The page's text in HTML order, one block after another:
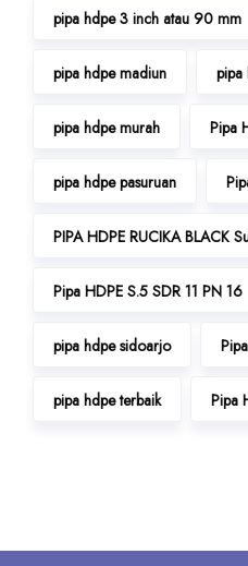
pipa hdpe 3 inch atau 90 mm
pipa hdpe madiun pipa
pipa hdpe murah Pipa
pipa hdpe pasuruan
PIPA HDPE RUCIKA BLACK
Pipa HDPE S.5 SDR 11 PN 16
pipa hdpe sidoarjo
pipa hdpe terbaik Pipa